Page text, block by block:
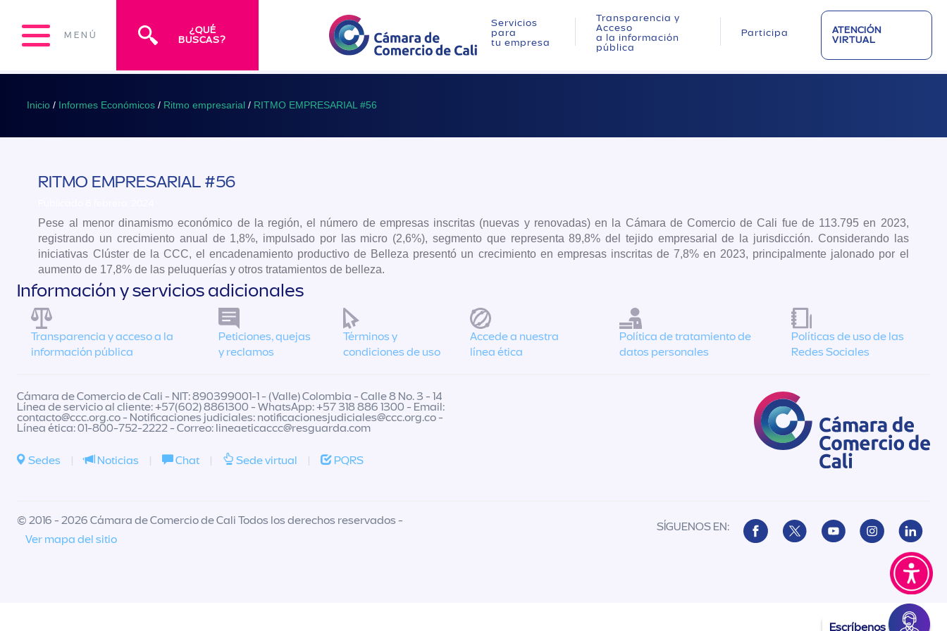
MENÚ
¿QUÉ
BUSCAS?
Servicios
para
tu empresa
Transparencia y
Acceso
a la información
pública
Participa
ATENCIÓN
VIRTUAL
Inicio / Informes Económicos / Ritmo empresarial / RITMO EMPRESARIAL #56
RITMO EMPRESARIAL #56
Pese al menor dinamismo económico de la región, el número de empresas inscritas (nuevas y renovadas) en la Cámara de Comercio de Cali fue de 113.795 en 2023,
registrando un crecimiento anual de 1,8%, impulsado por las micro (2,6%), segmento que representa 89,8% del tejido empresarial de la jurisdicción. Considerando las
iniciativas Clúster de la CCC, el encadenamiento productivo de Belleza presentó un crecimiento en empresas inscritas de 7,8% en 2023, principalmente jalonado por el
aumento de 17,8% de las peluquerías y otros tratamientos de belleza.
Escríbenos
Información y servicios adicionales
Transparencia y acceso a la
información pública
Peticiones, quejas
y reclamos
Términos y
condiciones de uso
Accede a nuestra
línea ética
Política de tratamiento de
datos personales
Políticas de uso de las
Redes Sociales
Cámara de Comercio de Cali - NIT: 890399001-1 - (Valle) Colombia - Calle 8 No. 3 - 14
Línea de servicio al cliente: +57(602) 8861300 - WhatsApp: +57 318 886 1300 - Email:
contacto@ccc.org.co- Notificaciones judiciales: notificacionesjudiciales@ccc.org.co-
Línea ética: 01-800-752-2222 - Correo: lineaeticaccc@resguarda.com
Sedes | Noticias | Chat | Sede virtual | PQRS
© 2016 - 2026 Cámara de Comercio de Cali Todos los derechos reservados -
Ver mapa del sitio
SÍGUENOS EN: